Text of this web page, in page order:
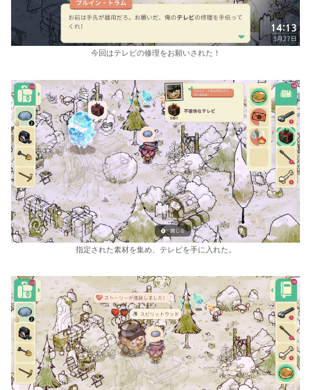
今回はテレビの修理をお願いされた！
指定された素材を集め、テレビを手に入れた。